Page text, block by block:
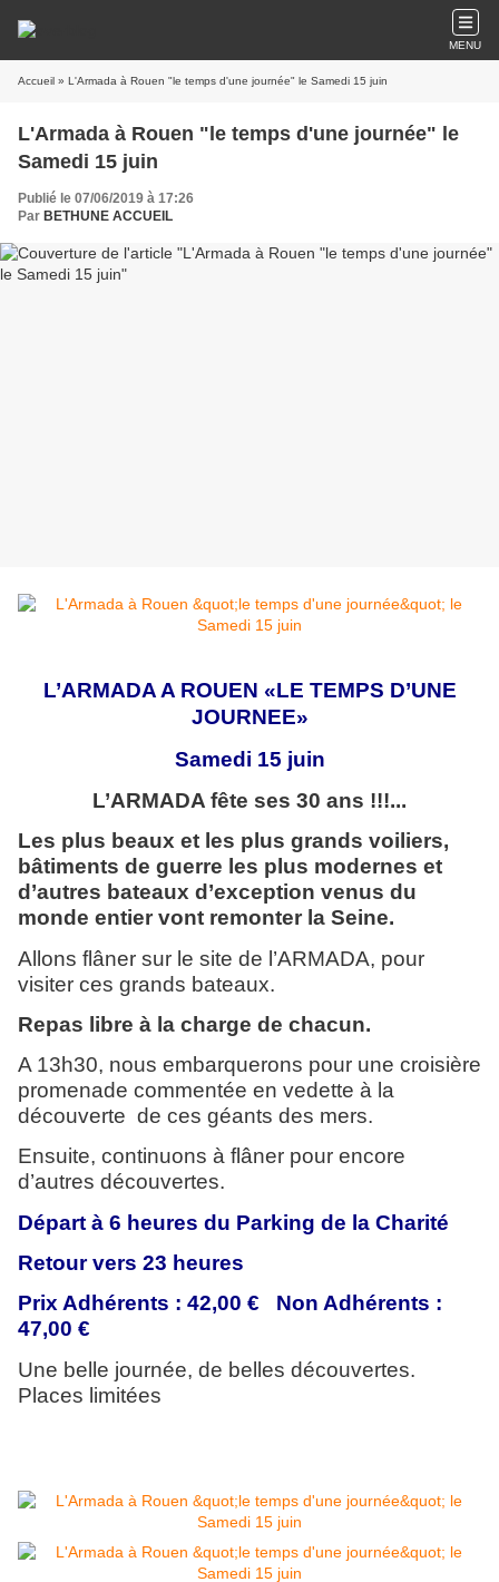
MENU
Accueil » L'Armada à Rouen "le temps d'une journée" le Samedi 15 juin
L'Armada à Rouen "le temps d'une journée" le
Samedi 15 juin
Publié le 07/06/2019 à 17:26
Par BETHUNE ACCUEIL
L’ARMADA A ROUEN «LE TEMPS D’UNE
JOURNEE»
Samedi 15 juin
L’ARMADA fête ses 30 ans !!!...
Les plus beaux et les plus grands voiliers,
bâtiments de guerre les plus modernes et
d’autres bateaux d’exception venus du
monde entier vont remonter la Seine.
Allons flâner sur le site de l’ARMADA, pour
visiter ces grands bateaux.
Repas libre à la charge de chacun.
A 13h30, nous embarquerons pour une croisière
promenade commentée en vedette à la
découverte de ces géants des mers.
Ensuite, continuons à flâner pour encore
d’autres découvertes.
Départ à 6 heures du Parking de la Charité
Retour vers 23 heures
Prix Adhérents : 42,00 € Non Adhérents :
47,00 €
Une belle journée, de belles découvertes.
Places limitées